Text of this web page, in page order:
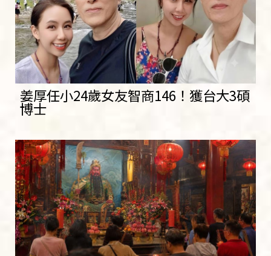
姜厚任小24歲女友智商146！獲台大3碩
博士